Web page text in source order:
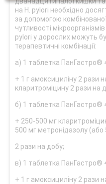
на H. pylori необхідно
за допомогою
чутливості
pylori у дорослих можуть
терапевтичні комбінації:
а) 1 таблетка ПанГастро®
+ 1 г амоксициліну 2 рази
кларитроміцину 2 рази на
б) 1 таблетка ПанГастро®
+ 250-500 мг
500 мг метронідазолу (або
2 рази на добу;
в) 1 таблетка ПанГастро®
+ 1 г амоксициліну 2 рази